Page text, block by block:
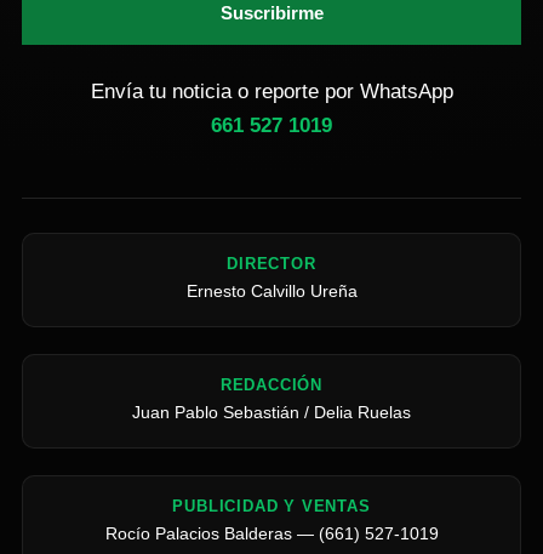
Suscribirme
Envía tu noticia o reporte por WhatsApp
661 527 1019
DIRECTOR
Ernesto Calvillo Ureña
REDACCIÓN
Juan Pablo Sebastián / Delia Ruelas
PUBLICIDAD Y VENTAS
Rocío Palacios Balderas — (661) 527-1019